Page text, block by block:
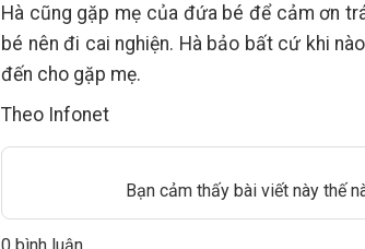
Hà cũng gặp mẹ của đứa bé để cảm ơn
bé nên đi cai nghiện. Hà bảo bất cứ khi
đến cho gặp mẹ.
Theo Infonet
Bạn cảm thấy bài viết này thế